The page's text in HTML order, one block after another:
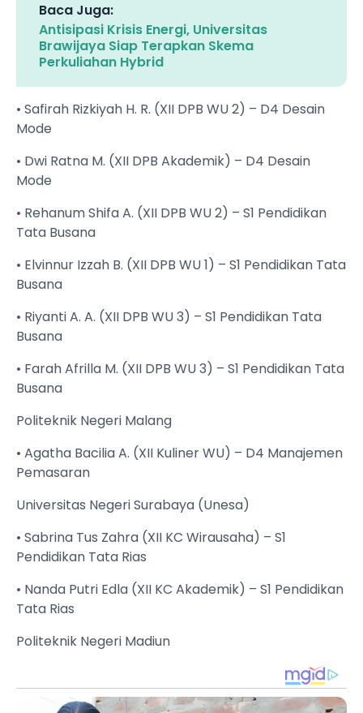
Baca Juga:
Antisipasi Krisis Energi, Universitas
Brawijaya Siap Terapkan Skema
Perkuliahan Hybrid
• Safirah Rizkiyah H. R. (XII DPB WU 2) – D4 Desain
Mode
• Dwi Ratna M. (XII DPB Akademik) – D4 Desain
Mode
• Rehanum Shifa A. (XII DPB WU 2) – S1 Pendidikan
Tata Busana
• Elvinnur Izzah B. (XII DPB WU 1) – S1 Pendidikan Tata
Busana
• Riyanti A. A. (XII DPB WU 3) – S1 Pendidikan Tata
Busana
• Farah Afrilla M. (XII DPB WU 3) – S1 Pendidikan Tata
Busana
Politeknik Negeri Malang
• Agatha Bacilia A. (XII Kuliner WU) – D4 Manajemen
Pemasaran
Universitas Negeri Surabaya (Unesa)
• Sabrina Tus Zahra (XII KC Wirausaha) – S1
Pendidikan Tata Rias
• Nanda Putri Edla (XII KC Akademik) – S1 Pendidikan
Tata Rias
Politeknik Negeri Madiun